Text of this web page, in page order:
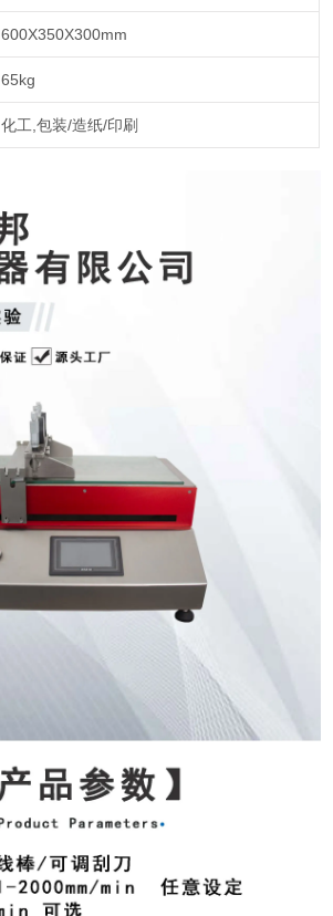
600X350X300mm
65kg
化工,包装/造纸/印刷